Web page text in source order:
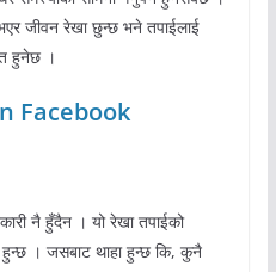
जीवन रेखा छुन्छ भने तपाईलाई
हुनेछ ।
Facebook
नै हुँदैन । यो रेखा तपाईको
हुन्छ । जसबाट थाहा हुन्छ कि, कुनै